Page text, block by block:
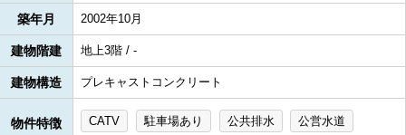
築年月 2002年10月
建物階建 地上3階 / -
建物構造 プレキャストコンクリート
物件特徴 CATV 駐車場あり 公共排水 公営水道